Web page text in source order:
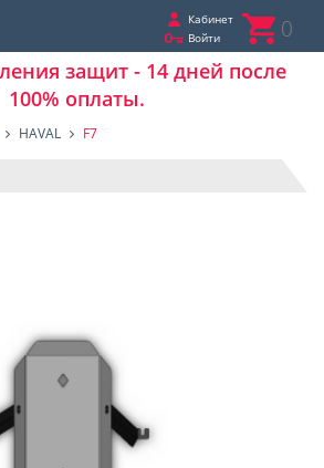
Кабинет
Войти
0
защит - 14 дней после
100% оплаты.
HAVAL F7